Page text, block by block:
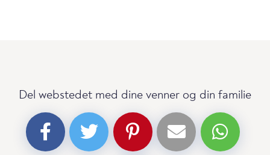
Del webstedet med dine venner og din familie